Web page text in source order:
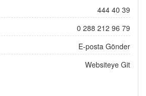
444 40 39
0 288 212 96 79
E-posta Gönder
Websiteye Git